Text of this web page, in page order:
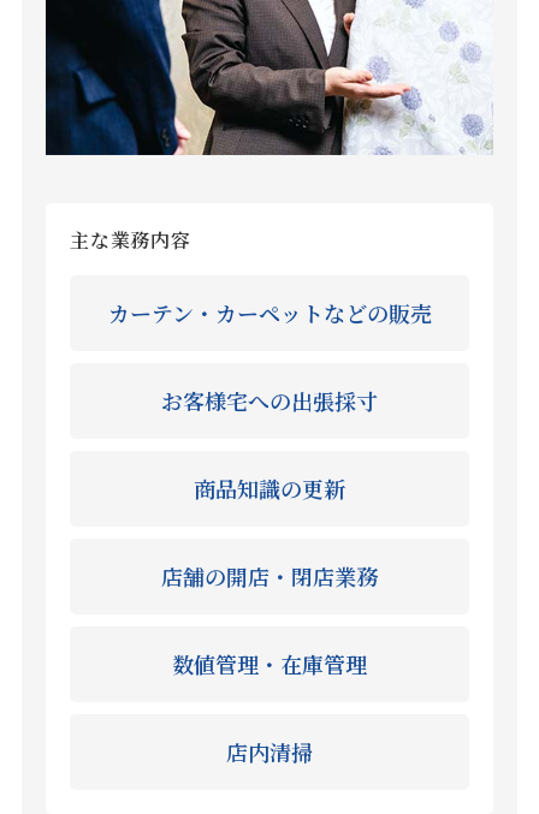
主な業務内容
カーテン・カーペットなどの販売
お客様宅への出張採寸
商品知識の更新
店舗の開店・閉店業務
数値管理・在庫管理
店内清掃